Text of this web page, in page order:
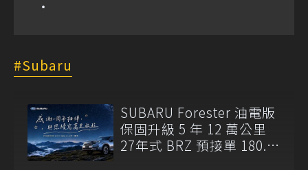
Subaru
SUBARU Forester 油電版
保固升級 5 年 12 萬公里
27年式 BRZ 預接單 180.8